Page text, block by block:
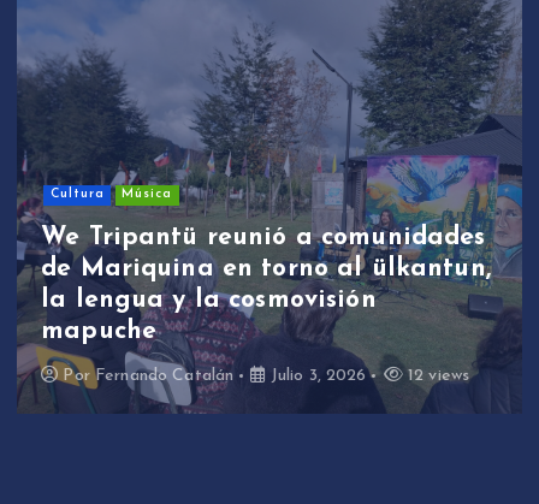
Cultura Música
We Tripantü reunió a comunidades
de Mariquina en torno al ülkantun,
la lengua y la cosmovisión
mapuche
Por Fernando Catalán Julio 3, 2026 12 views